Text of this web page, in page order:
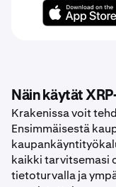
Näin käytät
Krakenissa voit
Ensimmäisestä
kaikki tarvitsemasi
tietoturvalla ja